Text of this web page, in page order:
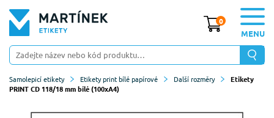
0
MENU
Samolepicí etikety Etikety print bílé papírové Další rozměry
Etikety
PRINT CD 118/18 mm bílé (100xA4)